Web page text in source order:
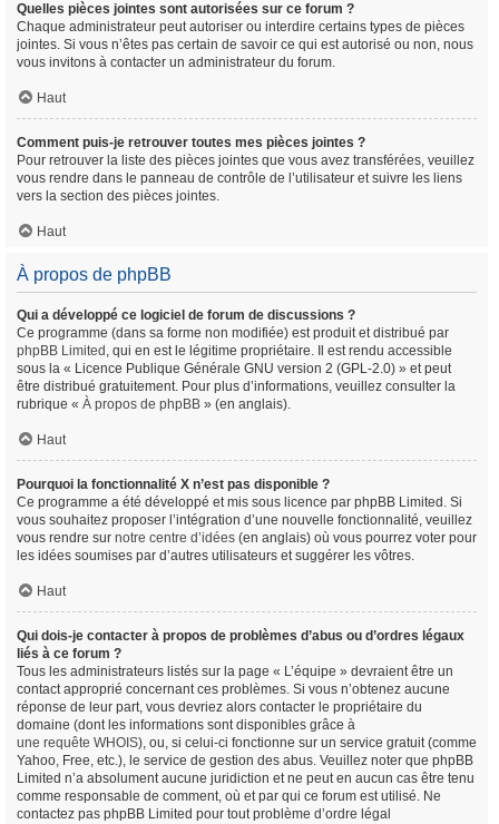
Quelles pièces jointes sont autorisées sur ce forum ?
Chaque administrateur peut autoriser ou interdire certains types de pièces
jointes. Si vous n’êtes pas certain de savoir ce qui est autorisé ou non, nous
vous invitons à contacter un administrateur du forum.
Haut
Comment puis-je retrouver toutes mes pièces jointes ?
Pour retrouver la liste des pièces jointes que vous avez transférées, veuillez
vous rendre dans le panneau de contrôle de l’utilisateur et suivre les liens
vers la section des pièces jointes.
Haut
À propos de phpBB
Qui a développé ce logiciel de forum de discussions ?
Ce programme (dans sa forme non modifiée) est produit et distribué par
phpBB Limited , qui en est le légitime propriétaire. Il est rendu accessible
sous la « Licence Publique Générale GNU version 2 (GPL-2.0) » et peut
être distribué gratuitement. Pour plus d’informations, veuillez consulter la
rubrique « À propos de phpBB » (en anglais).
Haut
Pourquoi la fonctionnalité X n’est pas disponible ?
Ce programme a été développé et mis sous licence par phpBB Limited. Si
vous souhaitez proposer l’intégration d’une nouvelle fonctionnalité, veuillez
vous rendre sur notre centre d’idées (en anglais) où vous pourrez voter pour
les idées soumises par d’autres utilisateurs et suggérer les vôtres.
Haut
Qui dois-je contacter à propos de problèmes d’abus ou d’ordres légaux
liés à ce forum ?
Tous les administrateurs listés sur la page « L’équipe » devraient être un
contact approprié concernant ces problèmes. Si vous n’obtenez aucune
réponse de leur part, vous devriez alors contacter le propriétaire du
domaine (dont les informations sont disponibles grâce à
une requête WHOIS), ou, si celui-ci fonctionne sur un service gratuit (comme
Yahoo, Free, etc.), le service de gestion des abus. Veuillez noter que phpBB
Limited n’a absolument aucune juridiction et ne peut en aucun cas être tenu
comme responsable de comment, où et par qui ce forum est utilisé. Ne
contactez pas phpBB Limited pour tout problème d’ordre légal